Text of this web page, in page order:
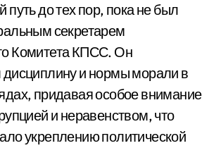
путь до тех пор, пока не был
секретарем
Комитета КПСС. Он
дисциплину и нормы морали в
придавая особое внимание
и неравенством, что
укреплению политической